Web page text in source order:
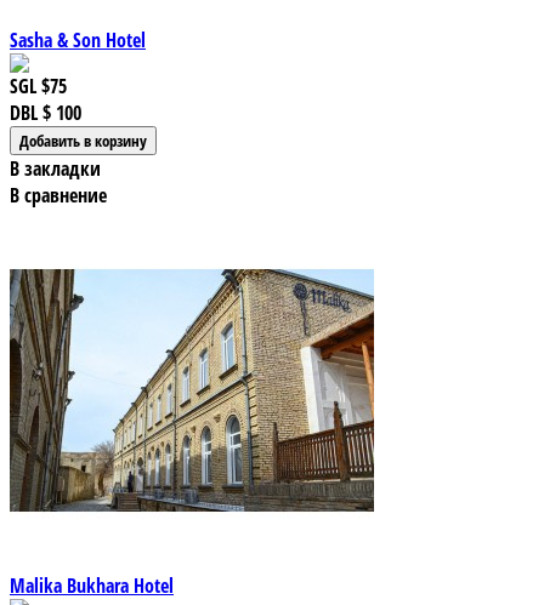
Sasha & Son Hotel
SGL$75
DBL$ 100
В закладки
В сравнение
Malika Bukhara Hotel